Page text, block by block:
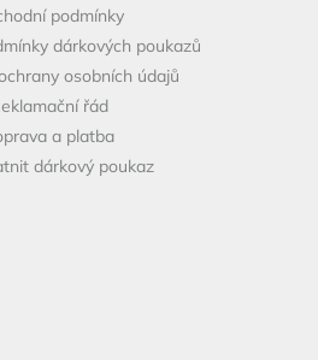
podmínky
dárkových poukazů
osobních údajů
řád
a platba
dárkový poukaz